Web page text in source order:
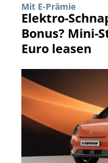
Mit E-Prämie
Elektro-
Bonus? Mini-
Euro leasen